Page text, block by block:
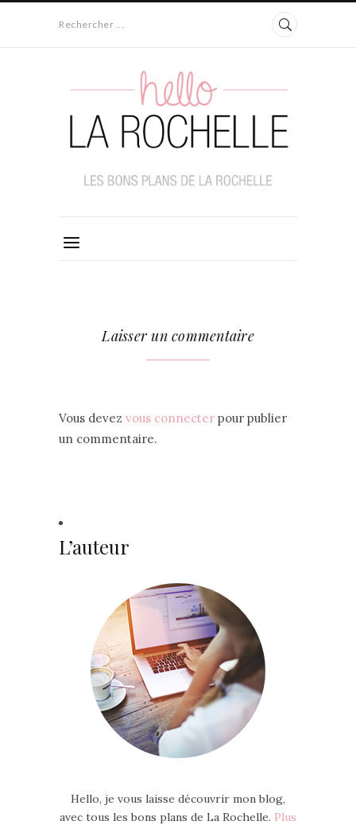
Rechercher ...
Laisser un commentaire
Vous devez vous connecter pour publier
un commentaire.
L’auteur
Hello, je vous laisse découvrir mon blog,
avec tous les bons plans de La Rochelle. Plus